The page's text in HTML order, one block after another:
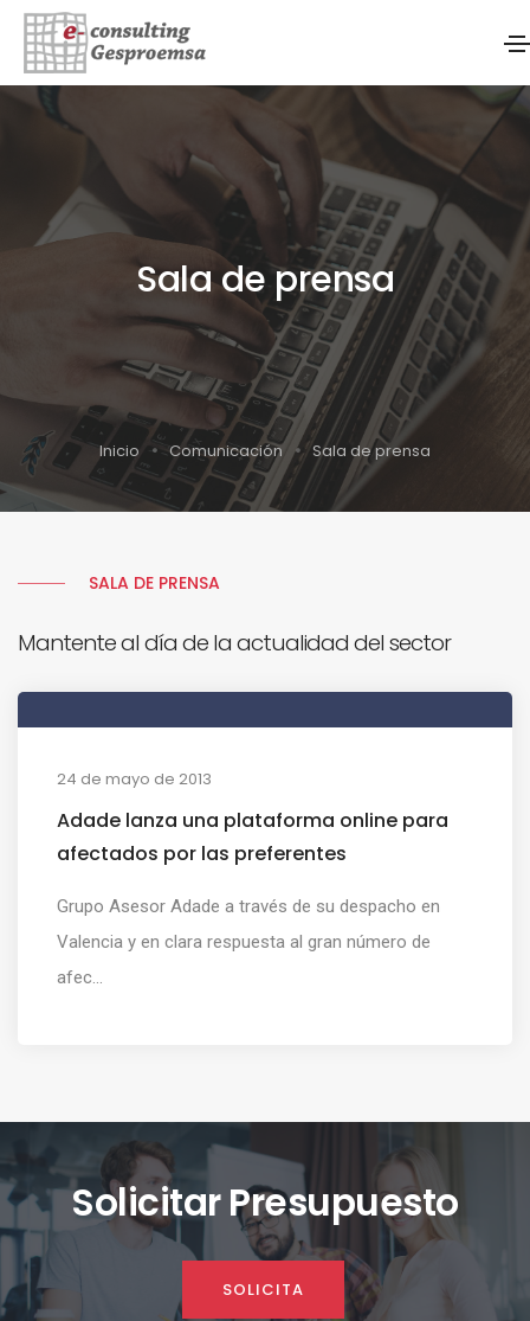
Sala de prensa
Inicio Comunicación Sala de prensa
SALA DE PRENSA
Mantente al día de la actualidad del sector
24 de mayo de 2013
Adade lanza una plataforma online para
afectados por las preferentes
Grupo Asesor Adade a través de su despacho en
Valencia y en clara respuesta al gran número de
afec...
Solicitar Presupuesto
SOLICITA